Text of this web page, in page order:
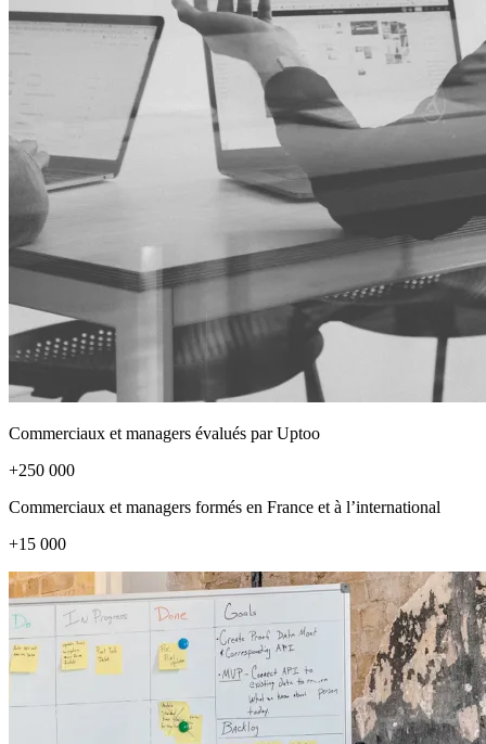
Commerciaux et managers évalués par Uptoo
+250 000
Commerciaux et managers formés en France et à l’international
+15 000